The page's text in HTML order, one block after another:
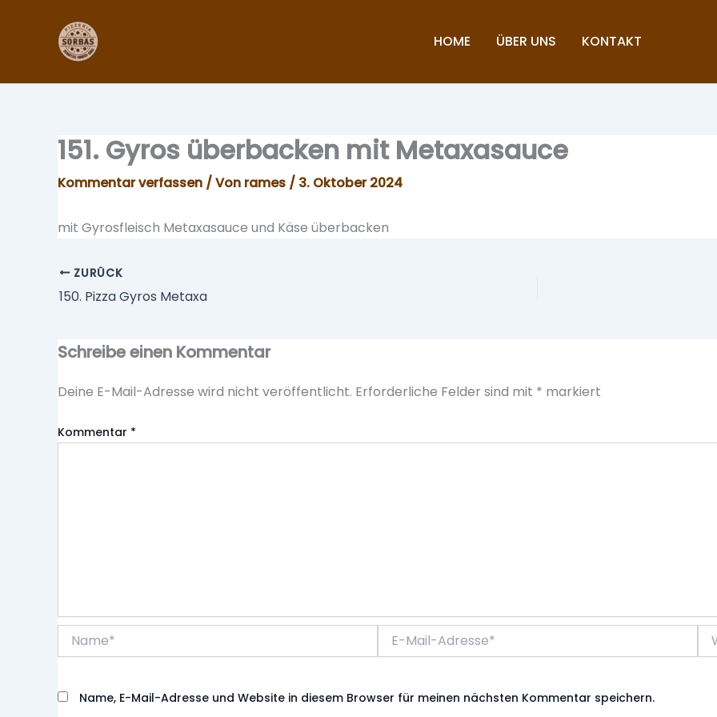
HOME ÜBER UNS KONTAKT
151. Gyros überbacken mit Metaxasauce
Kommentar verfassen / Von rames / 3. Oktober 2024
mit Gyrosfleisch Metaxasauce und Käse überbacken
ZURÜCK
150. Pizza Gyros Metaxa
Schreibe einen Kommentar
Deine E-Mail-Adresse wird nicht veröffentlicht. Erforderliche Felder sind mit * markiert
Kommentar *
Mail-
Name, E-Mail-Adresse und Website in diesem Browser für meinen nächsten Kommentar speichern.